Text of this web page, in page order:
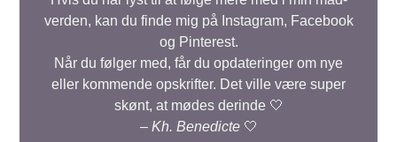
verden, kan du finde mig på Instagram, Facebook
og Pinterest.
Når du følger med, får du opdateringer om nye
eller kommende opskrifter. Det ville være super
skønt, at mødes derinde 🤍
– Kh. Benedicte🤍